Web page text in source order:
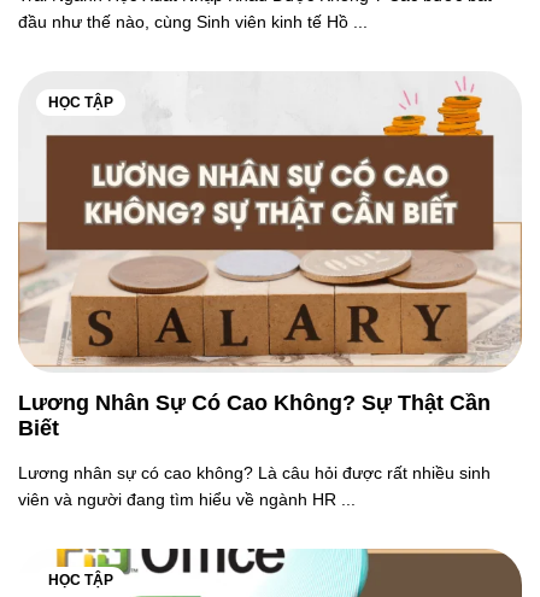
đầu như thế nào, cùng Sinh viên kinh tế Hồ ...
HỌC TẬP
Lương Nhân Sự Có Cao Không? Sự Thật Cần
Biết
Lương nhân sự có cao không? Là câu hỏi được rất nhiều sinh
viên và người đang tìm hiểu về ngành HR ...
HỌC TẬP